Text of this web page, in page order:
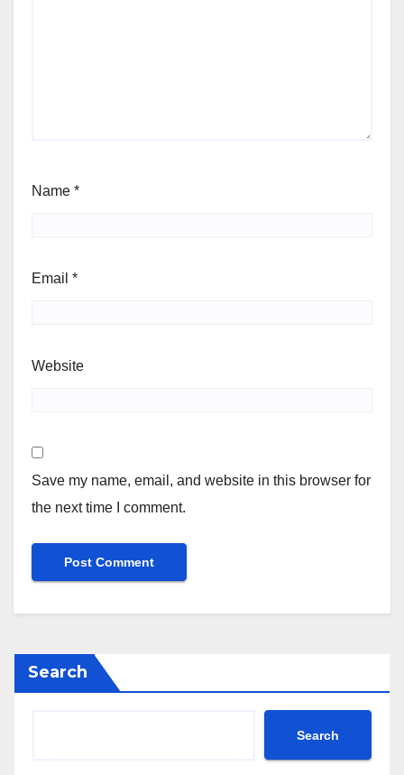
Name *
Email *
Website
Save my name, email, and website in this browser for
the next time I comment.
Search
Search